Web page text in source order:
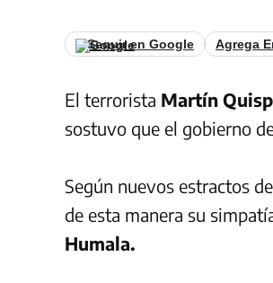
Seguir en Google Agrega
El terrorista Martín
sostuvo que el gobierno
Según nuevos estractos
de esta manera su
Humala.